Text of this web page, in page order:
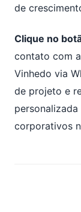
de
Clique no
contato com
Vinhedo via
de projeto e
corporativos